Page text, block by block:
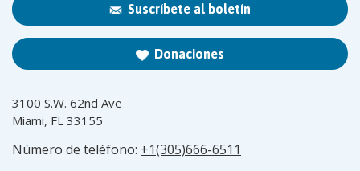
Suscríbete al boletín
Donaciones
3100 S.W. 62nd Ave
Miami, FL 33155
Número de teléfono: +1(305)666-6511